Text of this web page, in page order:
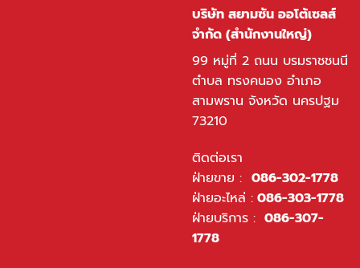
บริษัท สยามซัน ออโต้เซลส์
จำกัด (สำนักงานใหญ่)
99 หมู่ที่ 2 ถนน บรมราชชนนี
ตำบล ทรงคนอง อำเภอ
สามพราน จังหวัด นครปฐม
73210
ติดต่อเรา
ฝ่ายขาย : 086-302-1778
ฝ่ายอะไหล่ : 086-303-1778
ฝ่ายบริการ : 086-307-
1778